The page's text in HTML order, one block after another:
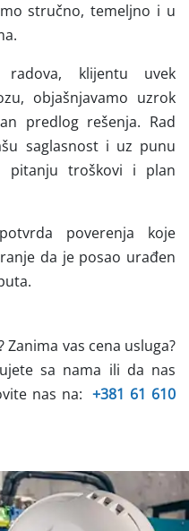
stručno, temeljno i u
klijentu uvek
objašnjavamo uzrok
predlog rešenja. Rad
saglasnost i uz punu
pitanju troškovi i plan
poverenja koje
da je posao urađen
vas cena usluga?
sa nama ili da nas
nas na: +381 61 610